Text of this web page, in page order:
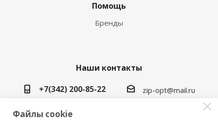
Помощь
Бренды
Наши контакты
+7(342) 200-85-22
zip-opt@mail.ru
г. Пермь, ул. Васильева, 5в
Файлы cookie